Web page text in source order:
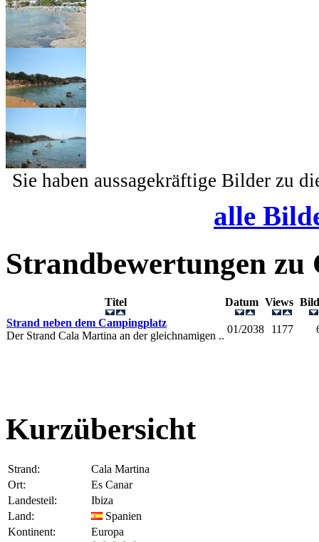
Sie haben aussagekräftige Bilder zu
alle
Strandbewertungen zu
Titel Datum Views
Strand neben dem Campingplatz
Der Strand Cala Martina an der gleichnamigen ..
01/2038 1177
Kurzübersicht
Strand:
Cala Martina
Ort:
Es Canar
Landesteil:
Ibiza
Land:
Spanien
Kontinent:
Europa